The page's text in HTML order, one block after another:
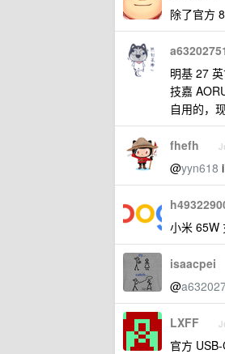
除了官方
明基 27
技嘉
自用的，
fhefh
@yyn618
小米 65W
isaacpei
@
LXFF
官方